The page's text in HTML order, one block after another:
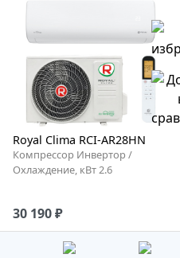
Royal Clima RCI-AR28HN
Компрессор Инвертор /
Охлаждение, кВт 2.6
30 190 ₽